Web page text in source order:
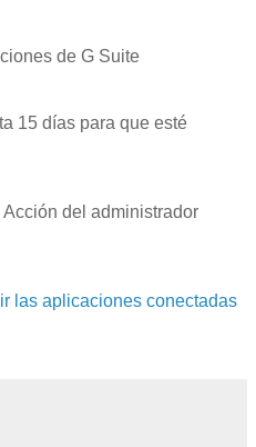
de G Suite
15 días para que esté
del administrador
las aplicaciones conectadas